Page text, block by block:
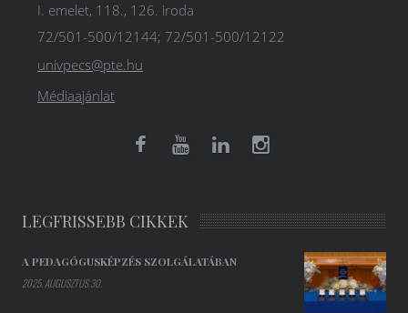
I. emelet, 118., 126. iroda
72/501-500/12144; 72/501-500/12122
univpecs@pte.hu
Médiaajánlat
LEGFRISSEBB CIKKEK
A PEDAGÓGUSKÉPZÉS SZOLGÁLATÁBAN
2025. AUGUSZTUS 30.